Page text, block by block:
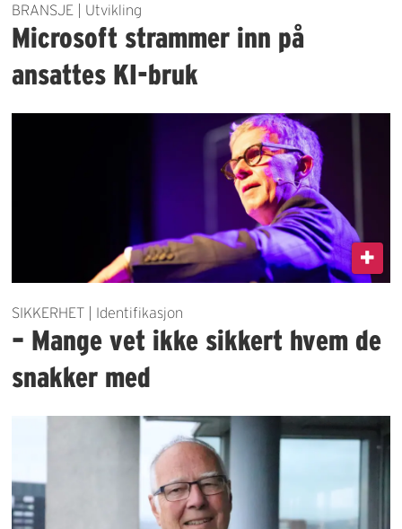
BRANSJE | Utvikling
Microsoft strammer inn på
ansattes KI-bruk
SIKKERHET | Identifikasjon
– Mange vet ikke sikkert hvem de
snakker med